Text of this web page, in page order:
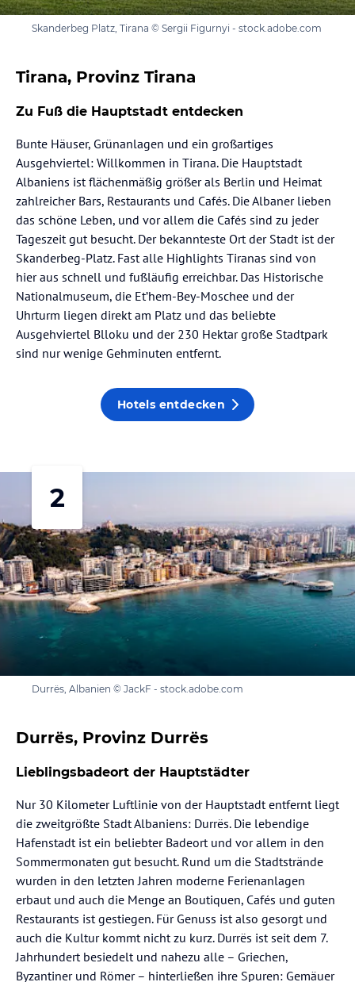
Skanderbeg Platz, Tirana © Sergii Figurnyi - stock.adobe.com
Tirana, Provinz Tirana
Zu Fuß die Hauptstadt entdecken
Bunte Häuser, Grünanlagen und ein großartiges
Ausgehviertel: Willkommen in Tirana. Die Hauptstadt
Albaniens ist flächenmäßig größer als Berlin und Heimat
zahlreicher Bars, Restaurants und Cafés. Die Albaner lieben
das schöne Leben, und vor allem die Cafés sind zu jeder
Tageszeit gut besucht. Der bekannteste Ort der Stadt ist der
Skanderbeg-Platz. Fast alle Highlights Tiranas sind von
hier aus schnell und fußläufig erreichbar. Das Historische
Nationalmuseum, die Et’hem-Bey-Moschee und der
Uhrturm liegen direkt am Platz und das beliebte
Ausgehviertel Blloku und der 230 Hektar große Stadtpark
sind nur wenige Gehminuten entfernt.
Hotels entdecken
2
Durrës, Albanien © JackF - stock.adobe.com
Durrës, Provinz Durrës
Lieblingsbadeort der Hauptstädter
Nur 30 Kilometer Luftlinie von der Hauptstadt entfernt liegt
die zweitgrößte Stadt Albaniens: Durrës. Die lebendige
Hafenstadt ist ein beliebter Badeort und vor allem in den
Sommermonaten gut besucht. Rund um die Stadtstrände
wurden in den letzten Jahren moderne Ferienanlagen
erbaut und auch die Menge an Boutiquen, Cafés und guten
Restaurants ist gestiegen. Für Genuss ist also gesorgt und
auch die Kultur kommt nicht zu kurz. Durrës ist seit dem 7.
Jahrhundert besiedelt und nahezu alle – Griechen,
Byzantiner und Römer – hinterließen ihre Spuren: Gemäuer